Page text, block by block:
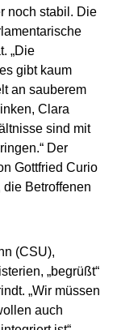
noch stabil. Die
„Die
gibt kaum
an sauberem
Clara
sind mit
Der
Gottfried Curio
die Betroffenen
(CSU),
„begrüßt“
„Wir müssen
auch